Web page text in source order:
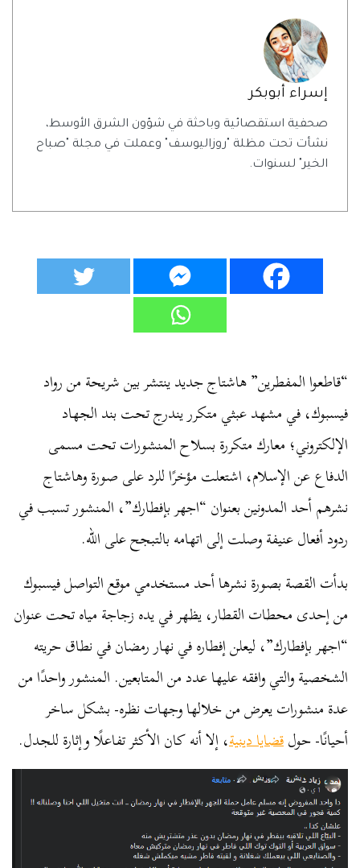
إسراء أبوبكر
صحفية استقصائية وباحثة في شؤون الشرق الأوسط،
نشأت تحت مظلة "روزاليوسف" وعملت في مجلة "صباح
الخير" لسنوات.
“قاطعوا المفطرين” هاشتاج جديد ينتشر بين شريحة من رواد
فيسبوك، في مشهد عبثي متكرر يندرج تحت بند الجهاد
الإلكتروني؛ معارك متكررة بسلاح المنشورات تحت مسمى
الدفاع عن الإسلام، اشتعلت مؤخرًا للرد على صورة وهاشتاج
نشرهم أحد المدونين بعنوان “اجهر بإفطارك”، المنشور تسبب في
ردود أفعال عنيفة وصلت إلى اتهامه بالتبجح على الله.
بدأت القصة بصورة نشرها أحد مستخدمي موقع التواصل فيسبوك
من إحدى محطات القطار، يظهر في يده زجاجة مياه تحت عنوان
“اجهر بإفطارك”، ليعلن إفطاره في نهار رمضان في نطاق حريته
الشخصية والتي وافقه عليها عدد من المتابعين. المنشور واحدًا من
عدة منشورات يعرض من خلالها وجهات نظره- بشكل ساخر
أحيانًا- حولقضايا دينية، إلا أنه كان الأكثر تفاعلًا وإثارة للجدل.